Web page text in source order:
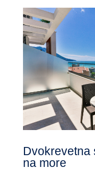
Dvokrevetna
na more